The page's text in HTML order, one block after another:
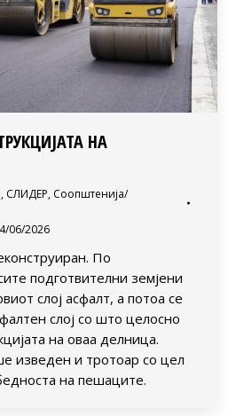
НА
, СЛИДЕР, Соопштенија/
06/2026
По
подготвителни земјени
слој асфалт, а потоа се
слој со што целосно
на оваа делница.
изведен и тротоар со цел
на пешаците.